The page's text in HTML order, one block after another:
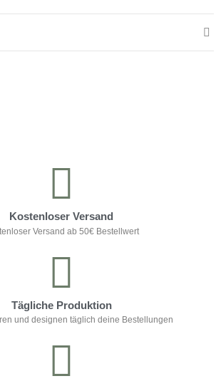
Kostenloser Versand
Versand ab 50€ Bestellwert
Tägliche Produktion
und designen täglich deine Bestellungen